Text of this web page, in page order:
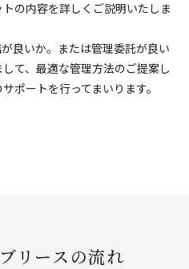
の内容を詳しくご説明いたしま
良いか。または管理委託が良い
て、最適な管理方法のご提案し
ポートを行ってまいります。
リースの流れ